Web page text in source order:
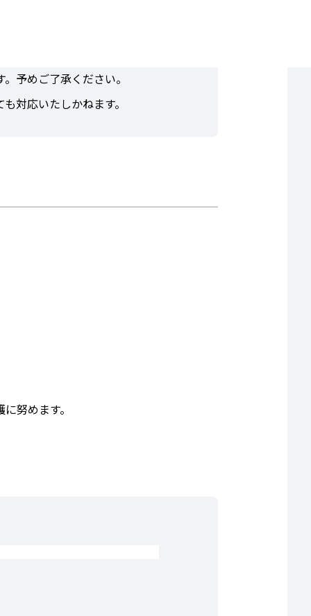
予めご了承ください。
対応いたしかねます。
努めます。